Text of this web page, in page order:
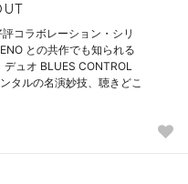
コラボレーション・シリ
との共作でも知られる
ュオ BLUES CONTROL
タルの名演妙技、聴きどこ